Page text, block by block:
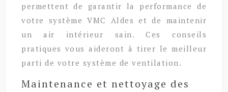
permettent de garantir la performance de
votre système VMC Aldes et de maintenir
un air intérieur sain. Ces conseils
pratiques vous aideront à tirer le meilleur
parti de votre système de ventilation.
Maintenance et nettoyage des